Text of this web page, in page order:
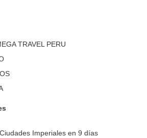
TRAVEL PERU
Imperiales en 9 días